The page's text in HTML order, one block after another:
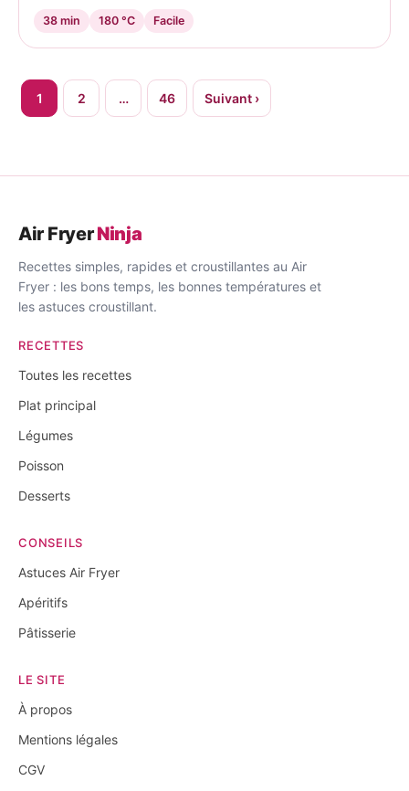
38 min 180 °C Facile
Pagination
publications
1 2 … 46 Suivant ›
Air FryerNinja
Recettes simples, rapides et croustillantes au Air
Fryer : les bons temps, les bonnes températures et
les astuces croustillant.
RECETTES
Toutes les recettes
Plat principal
Légumes
Poisson
Desserts
CONSEILS
Astuces Air Fryer
Apéritifs
Pâtisserie
LE SITE
À propos
Mentions légales
CGV